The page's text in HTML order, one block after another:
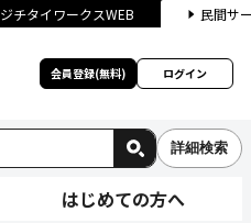
ジチタイワークスWEB 民間サ
会員登録(無料) ログイン
詳細検索
はじめての方へ